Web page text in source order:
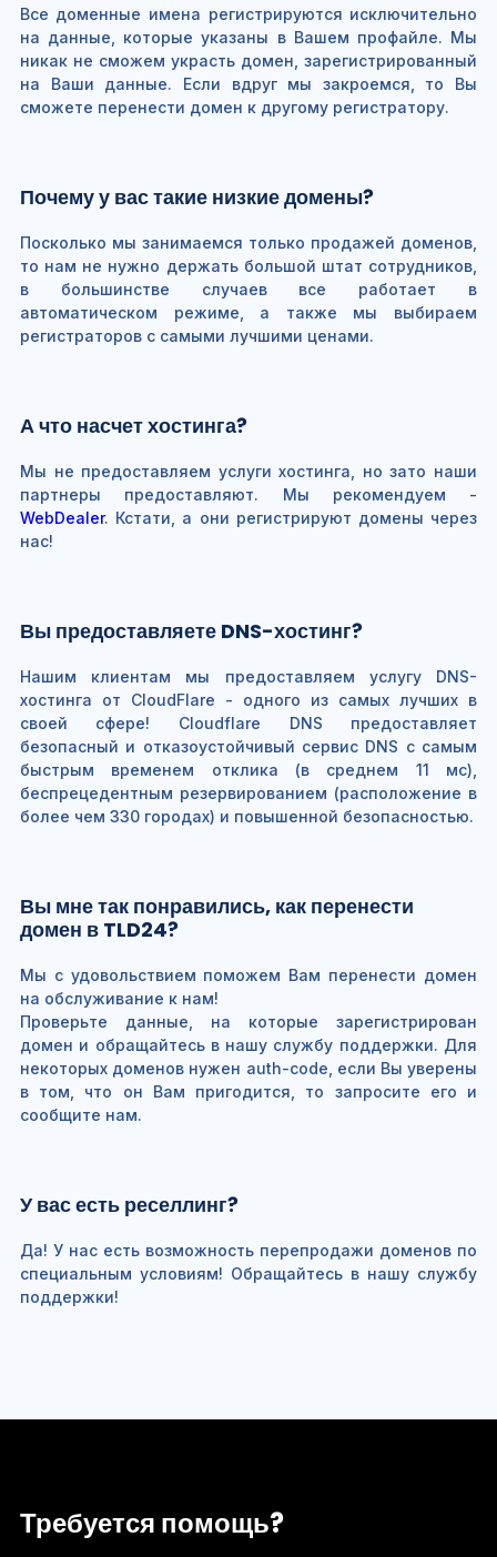
Все доменные имена регистрируются исключительно
на данные, которые указаны в Вашем профайле. Мы
никак не сможем украсть домен, зарегистрированный
на Ваши данные. Если вдруг мы закроемся, то Вы
сможете перенести домен к другому регистратору.
Почему у вас такие низкие домены?
Посколько мы занимаемся только продажей доменов,
то нам не нужно держать большой штат сотрудников,
в большинстве случаев все работает в
автоматическом режиме, а также мы выбираем
регистраторов с самыми лучшими ценами.
А что насчет хостинга?
Мы не предоставляем услуги хостинга, но зато наши
партнеры предоставляют. Мы рекомендуем -
WebDealer. Кстати, а они регистрируют домены через
нас!
Вы предоставляете DNS-хостинг?
Нашим клиентам мы предоставляем услугу DNS-
хостинга от CloudFlare - одного из самых лучших в
своей сфере! Cloudflare DNS предоставляет
безопасный и отказоустойчивый сервис DNS с самым
быстрым временем отклика (в среднем 11 мс),
беспрецедентным резервированием (расположение в
более чем 330 городах) и повышенной безопасностью.
Вы мне так понравились, как перенести
домен в TLD24?
Мы с удовольствием поможем Вам перенести домен
на обслуживание к нам!
Проверьте данные, на которые зарегистрирован
домен и обращайтесь в нашу службу поддержки. Для
некоторых доменов нужен auth-code, если Вы уверены
в том, что он Вам пригодится, то запросите его и
сообщите нам.
У вас есть реселлинг?
Да! У нас есть возможность перепродажи доменов по
специальным условиям! Обращайтесь в нашу службу
поддержки!
Требуется помощь?